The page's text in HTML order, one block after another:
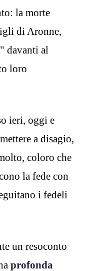
la morte
di Aronne,
davanti al
loro
ieri, oggi e
a disagio,
coloro che
la fede con
i fedeli
un resoconto
profonda